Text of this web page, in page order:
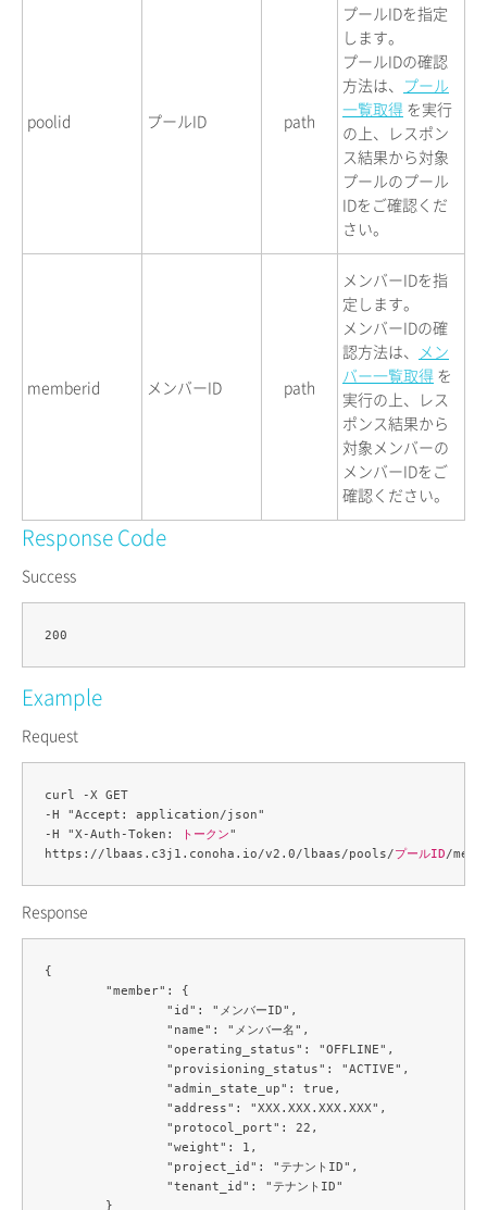
poolid プールID path
プールIDを指定
します。
プールIDの確認
方法は、 プール
一覧取得 を実行
の上、レスポン
ス結果から対象
プールのプール
IDをご確認くだ
さい。
memberid メンバーID path
メンバーIDを指
定します。
メンバーIDの確
認方法は、
メン
バー一覧取得 を
実行の上、レス
ポンス結果から
対象メンバーの
メンバーIDをご
確認ください。
Response Code
Success
Example
Request
curl -X GET
-H "Accept: application/json"
-H "X-Auth-Token:
トークン"
https://lbaas.c3j1.conoha.io/v2.0/lbaas/pools/プールID/
Response
{